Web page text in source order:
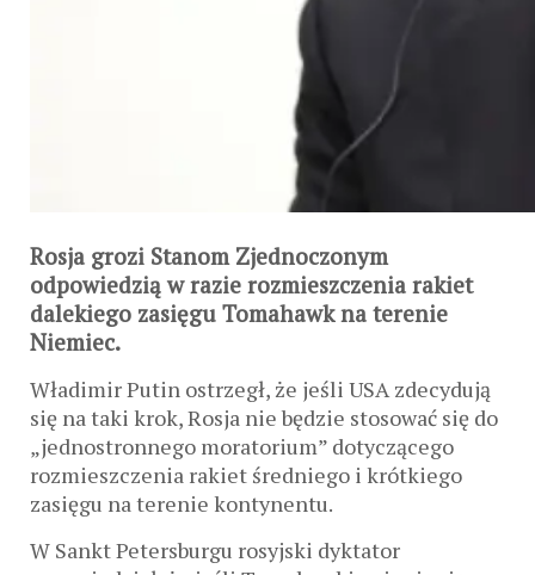
Rosja grozi Stanom Zjednoczonym
odpowiedzią w razie rozmieszczenia rakiet
dalekiego zasięgu Tomahawk na terenie
Niemiec.
Władimir Putin ostrzegł, że jeśli USA zdecydują
się na taki krok, Rosja nie będzie stosować się do
„jednostronnego moratorium” dotyczącego
rozmieszczenia rakiet średniego i krótkiego
zasięgu na terenie kontynentu.
W Sankt Petersburgu rosyjski dyktator